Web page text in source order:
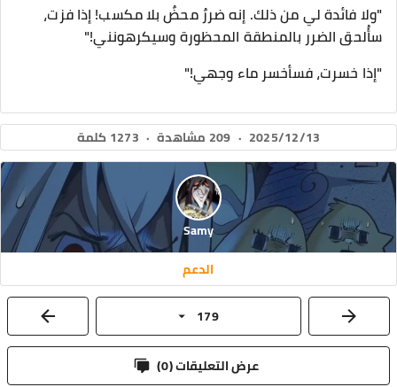
"ولا فائدة لي من ذلك. إنه ضررٌ محضٌ بلا مكسب! إذا فزت،
سأُلحق الضرر بالمنطقة المحظورة وسيكرهونني!"
"إذا خسرت، فسأخسر ماء وجهي!"
2025/12/13
· 209 مشاهدة · 1273 كلمة
Samy
الدعم
179
عرض التعليقات ( 0
)